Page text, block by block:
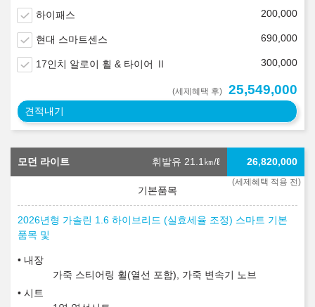
하이패스 200,000
현대 스마트센스 690,000
17인치 알로이 휠 & 타이어 Ⅱ 300,000
(세제혜택 후) 25,549,000
견적내기
모던 라이트 휘발유 21.1㎞/ℓ
(세제혜택 적용 전)
26,820,000
2026년형 가솔린 1.6 하이브리드 (실효세율 조정) 스마트 기본
품목 및
내장
가죽 스티어링 휠(열선 포함), 가죽 변속기 노브
시트